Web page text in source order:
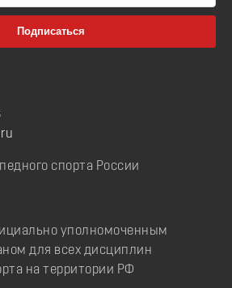
спорта России
уполномоченным
для всех дисциплин
на территории РФ